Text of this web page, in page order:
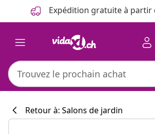
Précédent Expédition gratuite à partir
Retour à: Salons de jardin